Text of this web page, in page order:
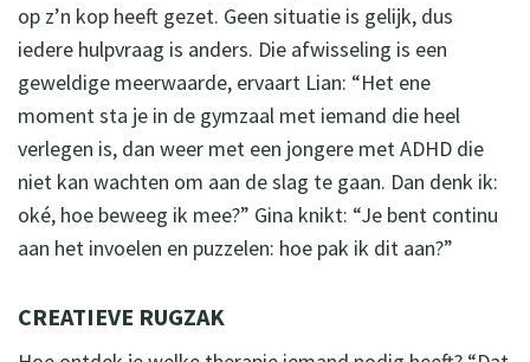
op z’n kop heeft gezet. Geen situatie is gelijk, dus
iedere hulpvraag is anders. Die afwisseling is een
geweldige meerwaarde, ervaart Lian: “Het ene
moment sta je in de gymzaal met iemand die heel
verlegen is, dan weer met een jongere met ADHD die
niet kan wachten om aan de slag te gaan. Dan denk ik:
oké, hoe beweeg ik mee?” Gina knikt: “Je bent continu
aan het invoelen en puzzelen: hoe pak ik dit aan?”
CREATIEVE RUGZAK